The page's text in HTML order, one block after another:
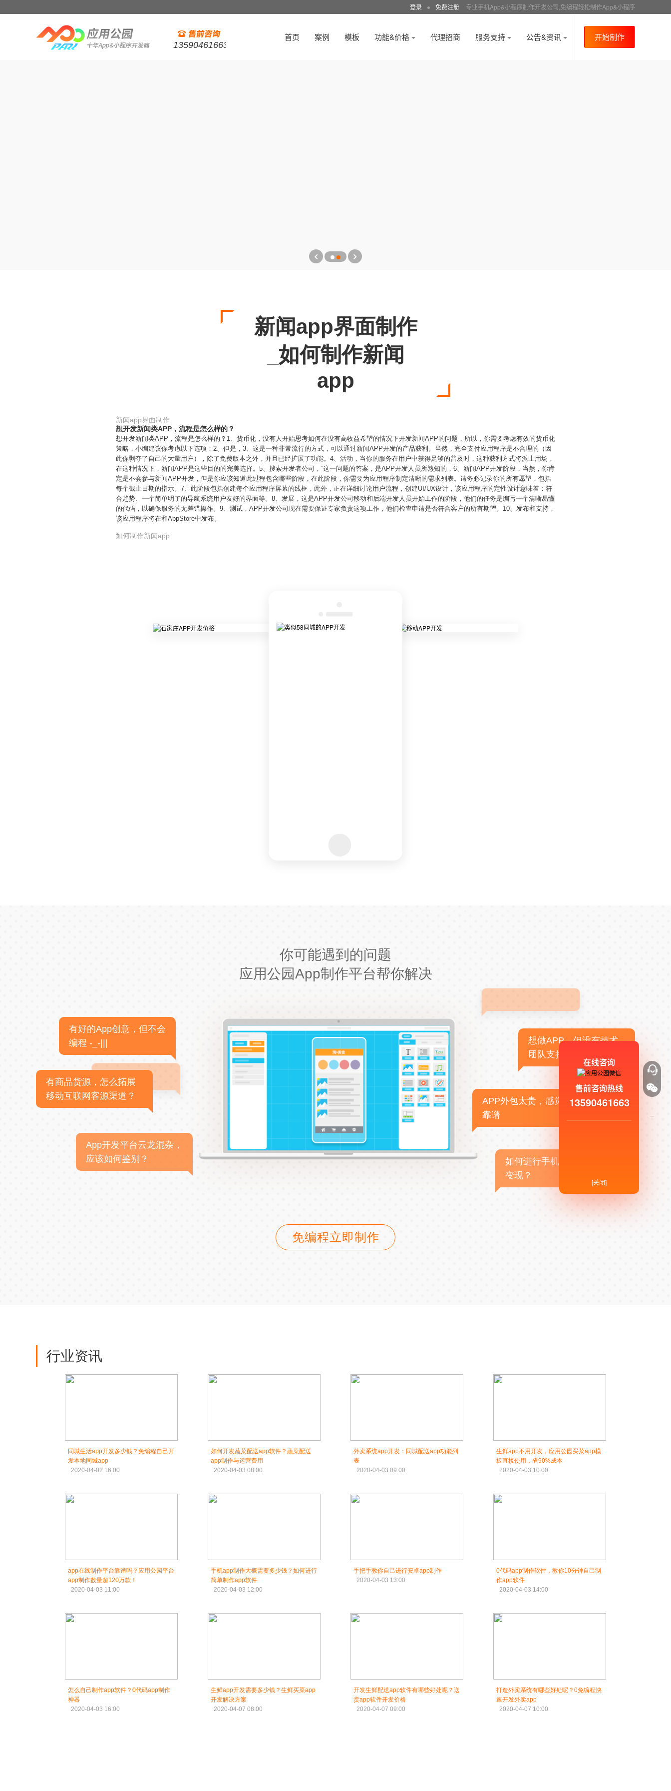
登录 ● 免费注册 专业手机App&小程序制作开发公司,免编程轻松制作App&小程序
13590461663
首页 案例 模板 功能&价格 代理招商 服务支持 公告&资讯 开始制作
新闻app界面制作
_如何制作新闻
app
新闻app界面制作
想开发新闻类APP，流程是怎么样的？
想开发新闻类APP，流程是怎么样的？1、货币化，没有人开始思考如何在没有高收益希望的情况下开发新闻APP的问题，所以，你需要考虑有效的货币化
策略，小编建议你考虑以下选项：2、但是，3、这是一种非常流行的方式，可以通过新闻APP开发的产品获利。当然，完全支付应用程序是不合理的（因
此你剥夺了自己的大量用户），除了免费版本之外，并且已经扩展了功能。4、活动，当你的服务在用户中获得足够的普及时，这种获利方式将派上用场，
在这种情况下，新闻APP是这些目的的完美选择。5、搜索开发者公司，”这一问题的答案，是APP开发人员所熟知的，6、新闻APP开发阶段，当然，你肯
定是不会参与新闻APP开发，但是你应该知道此过程包含哪些阶段，在此阶段，你需要为应用程序制定清晰的需求列表。请务必记录你的所有愿望，包括
每个截止日期的指示。7、此阶段包括创建每个应用程序屏幕的线框，此外，正在详细讨论用户流程，创建UI/UX设计，该应用程序的定性设计意味着：符
合趋势、一个简单明了的导航系统用户友好的界面等。8、发展，这是APP开发公司移动和后端开发人员开始工作的阶段，他们的任务是编写一个清晰易懂
的代码，以确保服务的无差错操作。9、测试，APP开发公司现在需要保证专家负责这项工作，他们检查申请是否符合客户的所有期望。10、发布和支持，
该应用程序将在和AppStore中发布。
如何制作新闻app
你可能遇到的问题
应用公园App制作平台帮你解决
有好的App创意，但不会
编程 -_-|||
有商品货源，怎么拓展
移动互联网客源渠道？
App开发平台云龙混杂，
应该如何鉴别？
想做APP，但没有技术
团队支持
APP外包太贵，感觉不
靠谱
如何进行手机APP商业
变现？
免编程立即制作
行业资讯
同城生活app开发多少钱？免编程自己开
发本地同城app
2020-04-02 16:00
如何开发蔬菜配送app软件？蔬菜配送
app制作与运营费用
2020-04-03 08:00
外卖系统app开发：同城配送app功能列
表
2020-04-03 09:00
生鲜app不用开发，应用公园买菜app模
板直接使用，省90%成本
2020-04-03 10:00
app在线制作平台靠谱吗？应用公园平台
app制作数量超120万款！
2020-04-03 11:00
手机app制作大概需要多少钱？如何进行
简单制作app软件
2020-04-03 12:00
手把手教你自己进行安卓app制作
2020-04-03 13:00
0代码app制作软件，教你10分钟自己制
作app软件
2020-04-03 14:00
怎么自己制作app软件？0代码app制作
神器
2020-04-03 16:00
生鲜app开发需要多少钱？生鲜买菜app
开发解决方案
2020-04-07 08:00
开发生鲜配送app软件有哪些好处呢？送
货app软件开发价格
2020-04-07 09:00
打造外卖系统有哪些好处呢？0免编程快
速开发外卖app
2020-04-07 10:00
在线咨询
售前咨询热线
13590461663
[关闭]